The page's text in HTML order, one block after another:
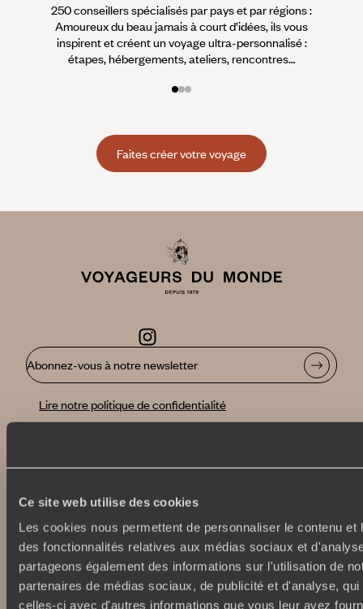
Ce site web utilise des cookies
Les cookies nous permettent de personnaliser le contenu et
des fonctionnalités relatives aux médias sociaux et
partageons également des informations sur l'utilisation de
partenaires de médias sociaux, de publicité et d'analyse,
celles-ci avec d'autres informations que vous leur avez
250 conseillers spécialisés par pays et par régions :
Amoureux du beau jamais à court d’idées, ils vous
inspirent et créent un voyage ultra-personnalisé :
étapes, hébergements, ateliers, rencontres…
Faites créer votre voyage
Abonnez-vous à notre newsletter
Lire notre politique de confidentialité
Nos engagements
100% carbone absorbé
Tourisme responsable
Qui sommes-nous ?
Idées voyages
On part où ?
Voyage de noces
Vacances en famille
Week-end en amoureux
Vacances d’été
Croisière